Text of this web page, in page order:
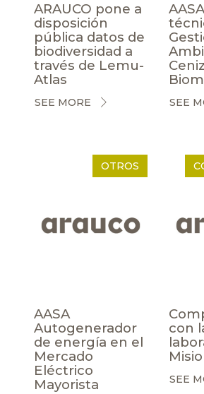
ARAUCO pone a
disposición
pública datos de
biodiversidad a
través de Lemu-
Atlas
SEE MORE SEE
OTROS
AASA
Autogenerador
de energía en el
Mercado
Eléctrico
Mayorista
con
SEE